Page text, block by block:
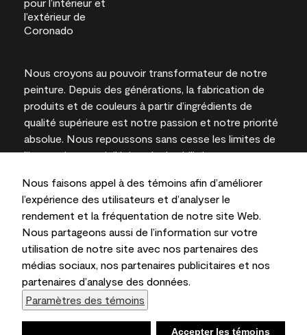
Nous faisons appel à des témoins afin d’améliorer
l’expérience des utilisateurs et d’analyser le
rendement et la fréquentation de notre site Web.
Nous partageons aussi de l’information sur votre
utilisation de notre site avec nos partenaires des
médias sociaux, nos partenaires publicitaires et nos
partenaires d’analyse des données.
Paramètres des témoins
Accepter les témoins
Nous croyons au pouvoir transformateur de notre
peinture. Depuis des générations, la fabrication de
produits et de couleurs à partir d’ingrédients de
qualité supérieure est notre passion et notre priorité
absolue. Nous repoussons sans cesse les limites de
l’innovation et privilégions la durabilité pour
l’expertise locale.
Les couleurs représentées à l’écran et sur les
documents imprimés peuvent différer des couleurs
en contenant.